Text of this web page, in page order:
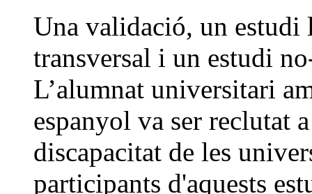
Una validació, un
transversal i un estudi
L’alumnat universitari
espanyol va ser reclutat
discapacitat de les
participants d'aquests